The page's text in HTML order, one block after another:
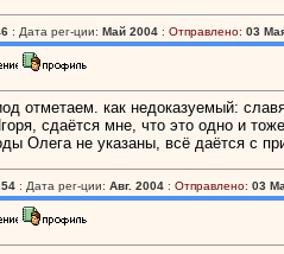
: Дата рег-ции: Май 2004: Отправлено: 03
отметаем. как недоказуемый:
сдаётся мне, что это одно и
Олега не указаны, всё даётся с
: Дата рег-ции: Авг. 2004: Отправлено: 03